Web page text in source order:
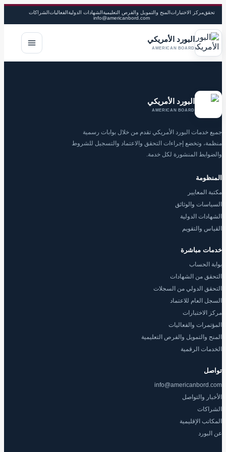
تحققمركز الاختباراتالمنح والتمويل والفرص التعليميةالشهادات الدوليةالفعالياتالشراكات
info@americanbord.com
البورد الأمريكي
AMERICAN BOARD
البورد الأمريكي
AMERICAN BOARD
جميع خدمات البورد الأمريكي تقدم من خلال بوابات رسمية
منظمة، وتخضع إجراءات التحقق والاعتماد والتسجيل للشروط
والضوابط المنشورة لكل خدمة.
المنظومة
مكتبة المعايير
السياسات والوثائق
الشهادات الدولية
القياس والتقويم
خدمات مباشرة
بوابة الحساب
التحقق من الشهادات
التحقق الدولي من السجلات
السجل العام للاعتماد
مركز الاختبارات
المؤتمرات والفعاليات
المنح والتمويل والفرص التعليمية
الخدمات الرقمية
تواصل
info@americanbord.com
الأخبار والتواصل
الشراكات
المكاتب الإقليمية
عن البورد